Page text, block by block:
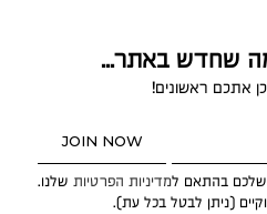
שחדש באתר...
אתכם ראשונים!
שלכם בהתאם למדיניות הפרטיות שלנו.
(ניתן לבטל בכל עת).
JOIN NOW